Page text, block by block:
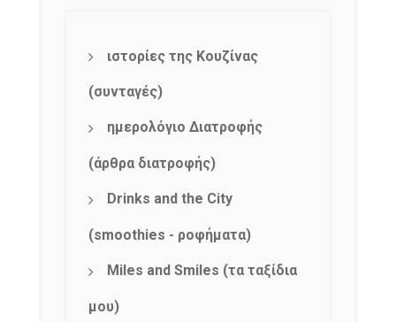
ιστορίες της Κουζίνας
(συνταγές)
ημερολόγιο Διατροφής
(άρθρα διατροφής)
Drinks and the City
(smoothies - ροφήματα)
Miles and Smiles (τα ταξίδια
μου)